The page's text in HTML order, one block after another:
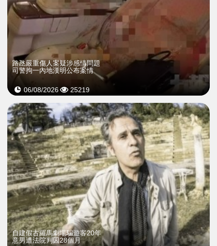
​路氹嚴重傷人案疑涉感情問題
司警拘一內地漢明公布案情
06/08/2026 25219
自建假古羅馬劇場騙遊客20年
意男遭法院判囚28個月